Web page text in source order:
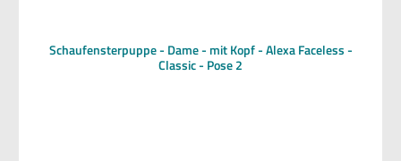
Schaufensterpuppe - Dame - mit Kopf - Alexa Faceless -
Classic - Pose 2